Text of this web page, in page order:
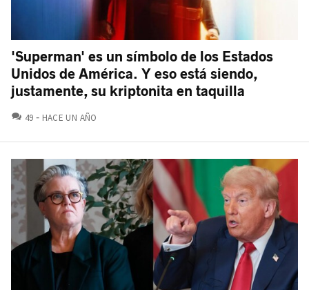
'Superman' es un símbolo de los Estados
Unidos de América. Y eso está siendo,
justamente, su kriptonita en taquilla
49 COMENTARIOS
HACE UN AÑO